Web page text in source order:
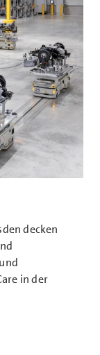
decken
in der